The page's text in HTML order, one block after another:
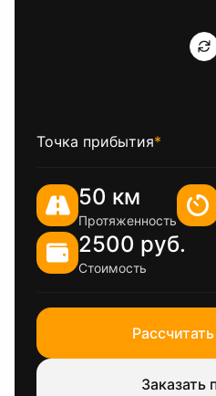
Точка прибытия*
50 км
Протяженность
2500 руб.
Стоимость
Заказать